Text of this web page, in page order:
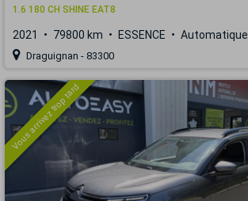
1.6 180 CH SHINE EAT8
2021 79800 km ESSENCE Automatique
Draguignan - 83300
Vous arrivez trop tard